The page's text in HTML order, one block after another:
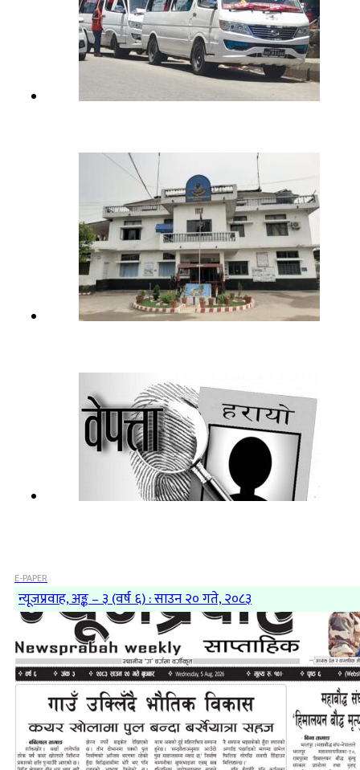
E-PAPER
न्यूजप्रवाह, अङ्क – ३ (वर्ष ६) : साउन २० गते, २०८३